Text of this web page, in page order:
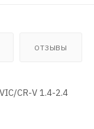
ОТЗЫВЫ
CR-V 1.4-2.4